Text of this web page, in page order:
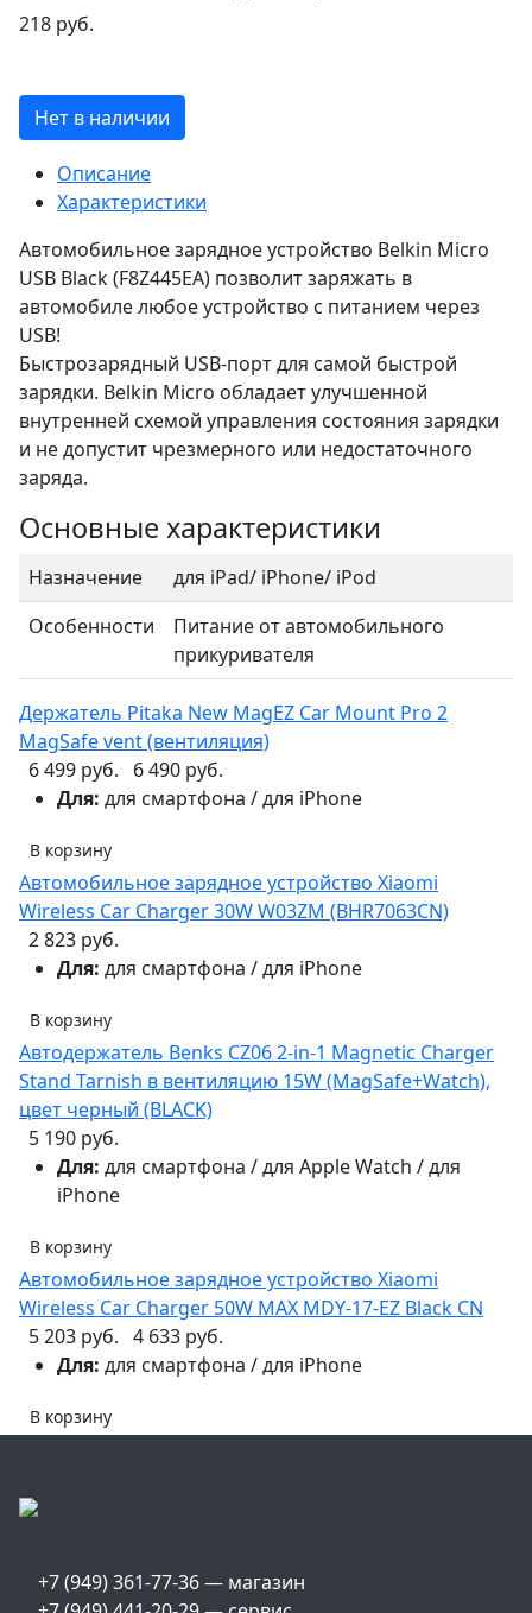
218 руб.
Нет в наличии
Описание
Характеристики
Автомобильное зарядное устройство Belkin Micro
USB Black (F8Z445EA) позволит заряжать в
автомобиле любое устройство с питанием через
USB!
Быстрозарядный USB-порт для самой быстрой
зарядки. Belkin Micro облaдaeт улучшeнной
внутрeннeй схeмой управлeния состояния зaрядки
и не допустит чрeзмерного или нeдостaточного
зaряда.
Основные характеристики
Назначение
для iPad/ iPhone/ iPod
Особенности
Питание от автомобильного
прикуривателя
Держатель Pitaka New MagEZ Car Mount Pro 2
MagSafe vent (вентиляция)
6 499 руб.
6 490 руб.
Для: для смартфона / для iPhone
В корзину
Автомобильное зарядное устройство Xiaomi
Wireless Car Charger 30W W03ZM (BHR7063CN)
2 823 руб.
Для: для смартфона / для iPhone
В корзину
Автодержатель Benks CZ06 2-in-1 Magnetic Charger
Stand Tarnish в вентиляцию 15W (MagSafe+Watch),
цвет черный (BLACK)
5 190 руб.
Для: для смартфона / для Apple Watch / для
iPhone
В корзину
Автомобильное зарядное устройство Xiaomi
Wireless Car Charger 50W MAX MDY-17-EZ Black CN
5 203 руб. 4 633 руб.
Для: для смартфона / для iPhone
В корзину
+7 (949) 361-77-36 — магазин